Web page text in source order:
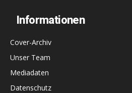
Informationen
Cover-Archiv
Unser Team
Mediadaten
Datenschutz